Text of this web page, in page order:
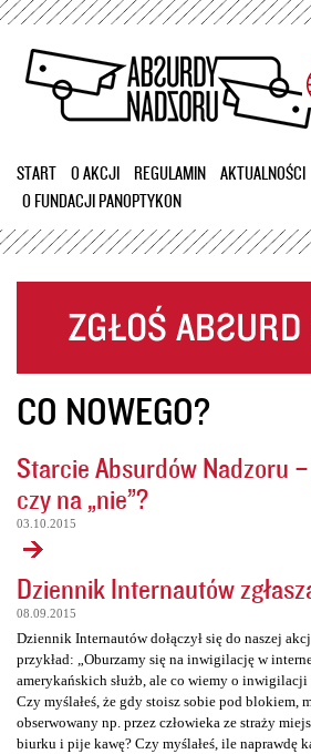
Przejdź
treści
START O AKCJI REGULAMIN
AKTUALNOŚCI
O FUNDACJI PANOPTYKON
CO NOWEGO?
Starcie Absurdów Nadzoru
czy na „nie”?
03.10.2015
Dziennik Internautów
08.09.2015
Dziennik Internautów dołączył się do naszej
przykład: „Oburzamy się na inwigilację w
amerykańskich służb, ale co wiemy o inwigilacji
Czy myślałeś, że gdy stoisz sobie pod blokiem,
obserwowany np. przez człowieka ze straży
biurku i pije kawę? Czy myślałeś, ile naprawdę